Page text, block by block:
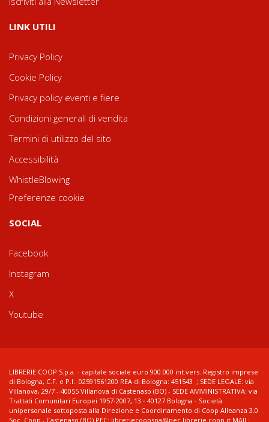
LINK UTILI
Privacy Policy
Cookie Policy
Privacy policy eventi e fiere
Condizioni generali di vendita
Termini di utilizzo del sito
Accessibilità
WhistleBlowing
Preferenze cookie
SOCIAL
Facebook
Instagram
X
Youtube
LIBRERIE.COOP S.p.a. - capitale sociale euro 900.000 int.vers. Registro imprese
di Bologna, C.F. e P.I.: 02591561200 REA di Bologna: 451543 ; SEDE LEGALE: via
Villanova, 29/7 - 40055 Villanova di Castenaso (BO) - SEDE AMMINISTRATIVA: via
Trattati Comunitari Europei 1957-2007, 13 - 40127 Bologna - Società
unipersonale sottoposta alla Direzione e Coordinamento di Coop Alleanza 3.0
Soc. Coop., Castenaso (BO) PEC: libreriecoopspa@pec.librerie.coop.it MAIL: